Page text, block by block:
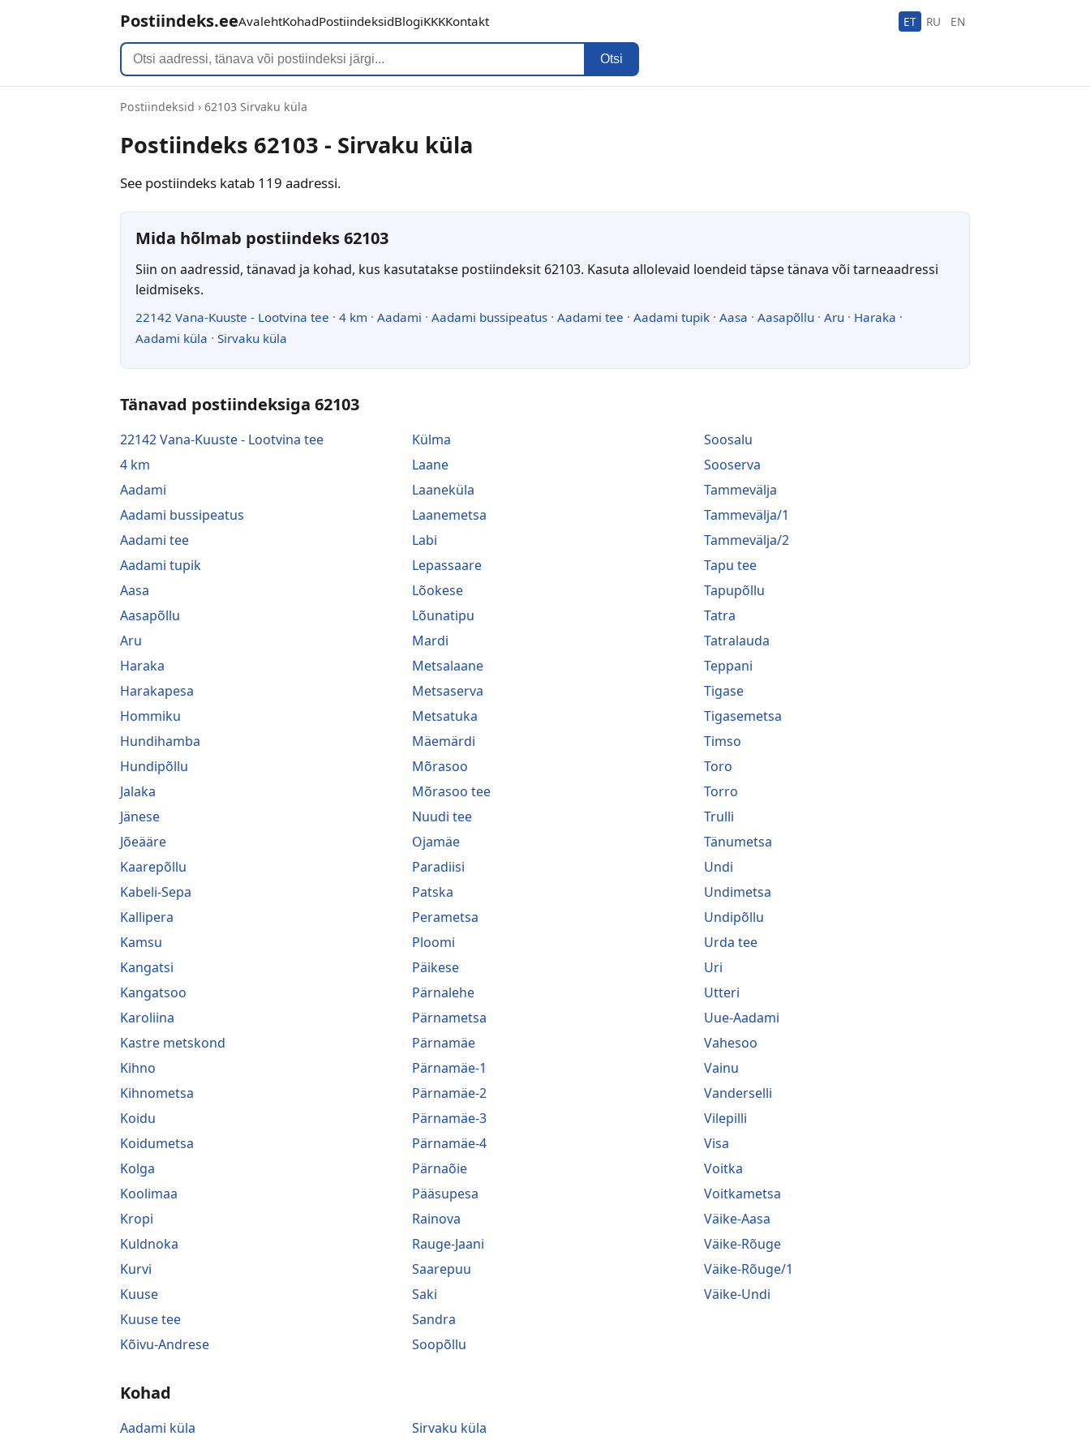
Postiindeks.eeAvalehtKohadPostiindeksidBlogiKKKKontakt ET RU EN
Otsi
Postiindeksid › 62103 Sirvaku küla
Postiindeks 62103 - Sirvaku küla
See postiindeks katab 119 aadressi.
Mida hõlmab postiindeks 62103
Siin on aadressid, tänavad ja kohad, kus kasutatakse postiindeksit 62103. Kasuta allolevaid loendeid täpse tänava või tarneaadressi
leidmiseks.
22142 Vana-Kuuste - Lootvina tee · 4 km · Aadami · Aadami bussipeatus · Aadami tee · Aadami tupik · Aasa · Aasapõllu · Aru · Haraka ·
Aadami küla · Sirvaku küla
Tänavad postiindeksiga 62103
22142 Vana-Kuuste - Lootvina tee
4 km
Aadami
Aadami bussipeatus
Aadami tee
Aadami tupik
Aasa
Aasapõllu
Aru
Haraka
Harakapesa
Hommiku
Hundihamba
Hundipõllu
Jalaka
Jänese
Jõeääre
Kaarepõllu
Kabeli-Sepa
Kallipera
Kamsu
Kangatsi
Kangatsoo
Karoliina
Kastre metskond
Kihno
Kihnometsa
Koidu
Koidumetsa
Kolga
Koolimaa
Kropi
Kuldnoka
Kurvi
Kuuse
Kuuse tee
Kõivu-Andrese
Külma
Laane
Laaneküla
Laanemetsa
Labi
Lepassaare
Lõokese
Lõunatipu
Mardi
Metsalaane
Metsaserva
Metsatuka
Mäemärdi
Mõrasoo
Mõrasoo tee
Nuudi tee
Ojamäe
Paradiisi
Patska
Perametsa
Ploomi
Päikese
Pärnalehe
Pärnametsa
Pärnamäe
Pärnamäe-1
Pärnamäe-2
Pärnamäe-3
Pärnamäe-4
Pärnaõie
Pääsupesa
Rainova
Rauge-Jaani
Saarepuu
Saki
Sandra
Soopõllu
Soosalu
Sooserva
Tammevälja
Tammevälja/1
Tammevälja/2
Tapu tee
Tapupõllu
Tatra
Tatralauda
Teppani
Tigase
Tigasemetsa
Timso
Toro
Torro
Trulli
Tänumetsa
Undi
Undimetsa
Undipõllu
Urda tee
Uri
Utteri
Uue-Aadami
Vahesoo
Vainu
Vanderselli
Vilepilli
Visa
Voitka
Voitkametsa
Väike-Aasa
Väike-Rõuge
Väike-Rõuge/1
Väike-Undi
Kohad
Aadami küla Sirvaku küla